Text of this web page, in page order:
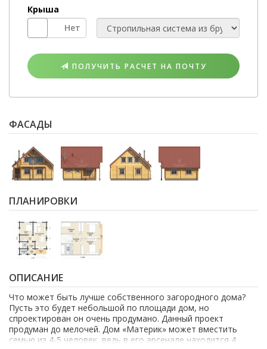
Крыша
КРЫША
ПОЛУЧИТЬ РАСЧЕТ НА ПОЧТУ
ФАСАДЫ
ПЛАНИРОВКИ
ОПИСАНИЕ
Что может быть лучше собственного загородного дома?
Пусть это будет небольшой по площади дом, но
спроектирован он очень продумано. Данный проект
продуман до мелочей. Дом «Материк» может вместить
семью из 4-5 человек, ведь в его арсенале находится 4